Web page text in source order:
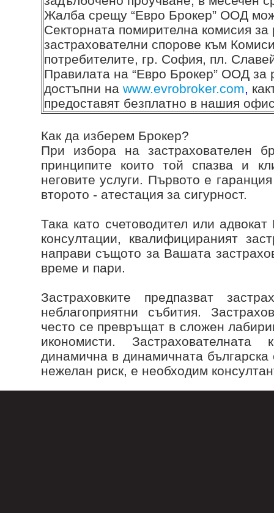
Жалба срещу “Евро Брокер” ООД
Секторната помирителна комисия за
застрахователни спорове към
потребителите, гр. София, пл.
Правилата на “Евро Брокер” ООД за
достъпни на www.evrobroker.com,
предоставят безплатно в нашия
Как да изберем Брокер?
При избора на застрахователен
принципите които той спазва и
неговите услуги. Първото е
второто - атестация за сигурност.
Така като счетоводител или
консултации, квалифицираният
направи същото за Вашата
време и пари.
Застраховките предпазват
неблагоприятни събития.
често се превръщат в сложен
икономисти. Застрахователната
динамична в динамичната
нежелан риск, е необходим